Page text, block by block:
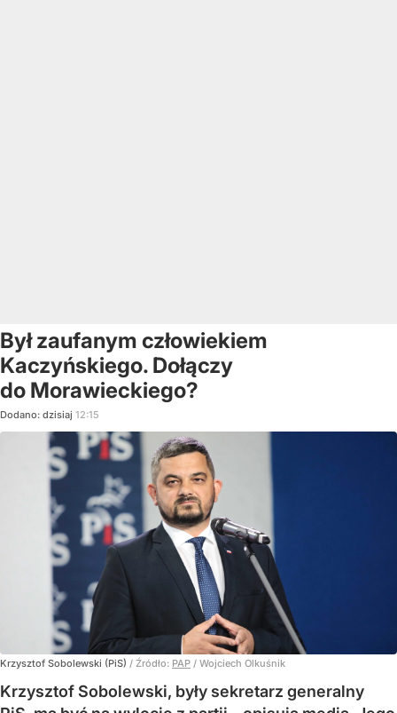
Był zaufanym człowiekiem
Kaczyńskiego. Dołączy
do Morawieckiego?
Dodano: dzisiaj 12:15
Krzysztof Sobolewski (PiS) / Źródło: PAP / Wojciech Olkuśnik
Krzysztof Sobolewski, były sekretarz generalny